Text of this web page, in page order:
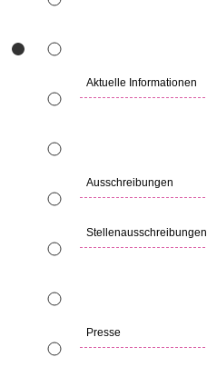
Aktuelle Informationen
Ausschreibungen
Stellenausschreibungen
Presse